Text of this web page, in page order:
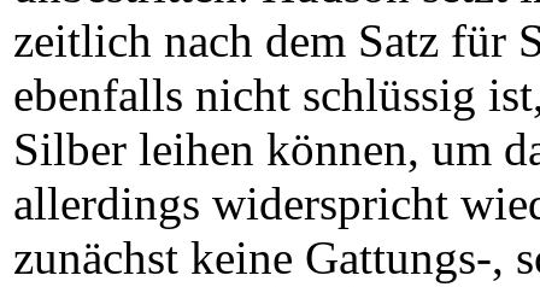
zeitlich nach dem Satz für
ebenfalls nicht schlüssig
Silber leihen können, um
allerdings widerspricht
zunächst keine Gattungs-,